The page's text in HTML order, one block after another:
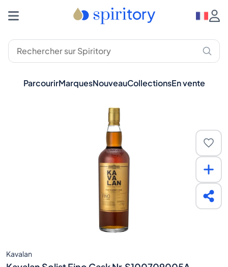
ParcourirMarquesNouveauCollectionsEn vente
Kavalan